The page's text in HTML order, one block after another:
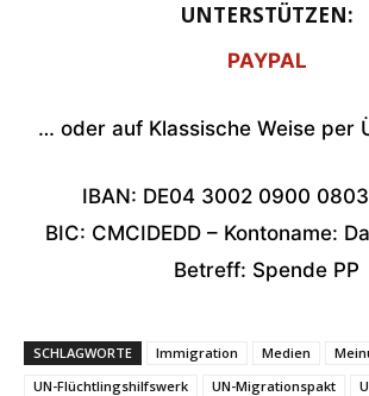
UNTERSTÜTZEN:
PAYPAL
… oder auf Klassische Weise per
IBAN: DE04 3002 0900
BIC: CMCIDEDD – Kontoname:
Betreff: Spende PP
SCHLAGWORTE Immigration Medien
UN-Flüchtlingshilfswerk
UN-Migrationspakt